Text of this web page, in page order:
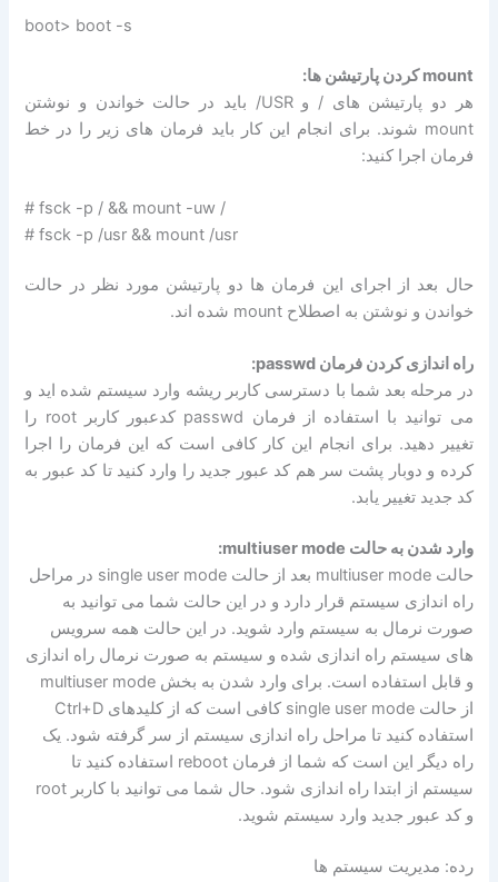
boot> boot -s
mount کردن پارتیشن ها:
هر دو پارتیشن های / و USR/ باید در حالت خواندن و نوشتن
mount شوند. برای انجام این کار باید فرمان های زیر را در خط
فرمان اجرا کنید:
# fsck -p / && mount -uw /
# fsck -p /usr && mount /usr
حال بعد از اجرای این فرمان ها دو پارتیشن مورد نظر در حالت
خواندن و نوشتن به اصطلاح mount شده اند.
راه اندازی کردن فرمان passwd:
در مرحله بعد شما با دسترسی کاربر ریشه وارد سیستم شده اید و
می توانید با استفاده از فرمان passwd کدعبور کاربر root را
تغییر دهید. برای انجام این کار کافی است که این فرمان را اجرا
کرده و دوبار پشت سر هم کد عبور جدید را وارد کنید تا کد عبور به
کد جدید تغییر یابد.
وارد شدن به حالت multiuser mode:
حالت multiuser mode بعد از حالت single user mode در مراحل
راه اندازی سیستم قرار دارد و در این حالت شما می توانید به
صورت نرمال به سیستم وارد شوید. در این حالت همه سرویس
های سیستم راه اندازی شده و سیستم به صورت نرمال راه اندازی
و قابل استفاده است. برای وارد شدن به بخش multiuser mode
از حالت single user mode کافی است که از کلیدهای Ctrl+D
استفاده کنید تا مراحل راه اندازی سیستم از سر گرفته شود. یک
راه دیگر این است که شما از فرمان reboot استفاده کنید تا
سیستم از ابتدا راه اندازی شود. حال شما می توانید با کاربر root
و کد عبور جدید وارد سیستم شوید.
رده: مدیریت سیستم ها